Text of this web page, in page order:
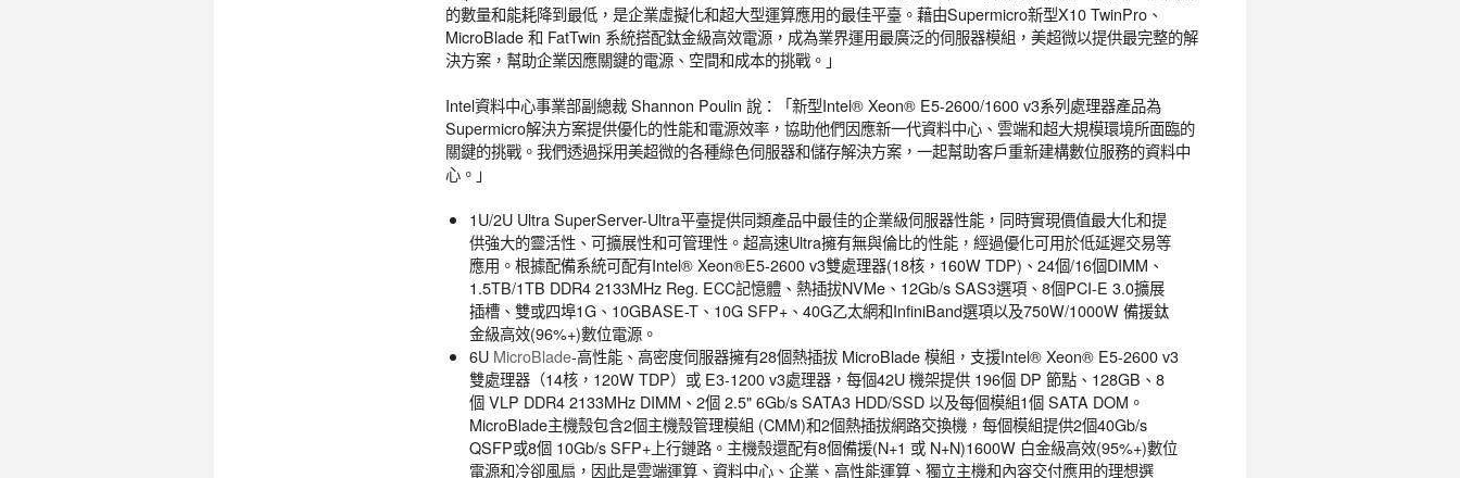
的數量和能耗降到最低，是企業虛擬化和超大型運算應用的最佳平臺。藉由Supermicro新型X10 TwinPro、
MicroBlade 和 FatTwin 系統搭配鈦金級高效電源，成為業界運用最廣泛的伺服器模組，美超微以提供最完整的解
決方案，幫助企業因應關鍵的電源、空間和成本的挑戰。」
Intel資料中心事業部副總裁 Shannon Poulin 說：「新型Intel® Xeon® E5-2600/1600 v3系列處理器產品為
Supermicro解決方案提供優化的性能和電源效率，協助他們因應新一代資料中心、雲端和超大規模環境所面臨的
關鍵的挑戰。我們透過採用美超微的各種綠色伺服器和儲存解決方案，一起幫助客戶重新建構數位服務的資料中
心。」
1U/2U Ultra SuperServer-Ultra平臺提供同類產品中最佳的企業級伺服器性能，同時實現價值最大化和提
供強大的靈活性、可擴展性和可管理性。超高速Ultra擁有無與倫比的性能，經過優化可用於低延遲交易等
應用。根據配備系統可配有Intel® Xeon®E5-2600 v3雙處理器(18核，160W TDP)、24個/16個DIMM、
1.5TB/1TB DDR4 2133MHz Reg. ECC記憶體、熱插拔NVMe、12Gb/s SAS3選項、8個PCI-E 3.0擴展
插槽、雙或四埠1G、10GBASE-T、10G SFP+、40G乙太網和InfiniBand選項以及750W/1000W 備援鈦
金級高效(96%+)數位電源。
6U MicroBlade-高性能、高密度伺服器擁有28個熱插拔 MicroBlade 模組，支援Intel® Xeon® E5-2600 v3
雙處理器（14核，120W TDP）或 E3-1200 v3處理器，每個42U 機架提供 196個 DP 節點、128GB、8
個 VLP DDR4 2133MHz DIMM、2個 2.5" 6Gb/s SATA3 HDD/SSD 以及每個模組1個 SATA DOM。
MicroBlade主機殼包含2個主機殼管理模組 (CMM)和2個熱插拔網路交換機，每個模組提供2個40Gb/s
QSFP或8個 10Gb/s SFP+上行鏈路。主機殼還配有8個備援(N+1 或 N+N)1600W 白金級高效(95%+)數位
電源和冷卻風扇，因此是雲端運算、資料中心、企業、高性能運算、獨立主機和內容交付應用的理想選